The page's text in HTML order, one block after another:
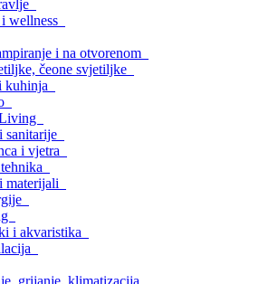
wellness
i na otvorenom
čeone svjetiljke
kuhinja
sanitarije
i vjetra
materijali
i akvaristika
grijanje, klimatizacija